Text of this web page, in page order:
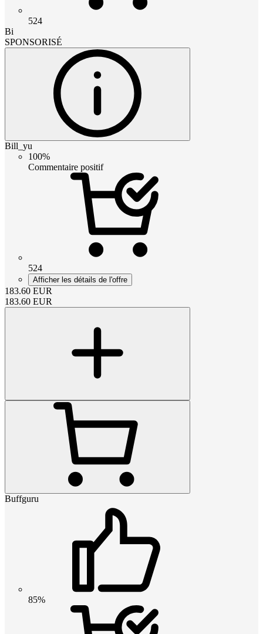
524
Bi
SPONSORISÉ
Bill_yu
100%
Commentaire positif
524
Afficher les détails de l'offre
183.60 EUR
183.60 EUR
Buffguru
85%